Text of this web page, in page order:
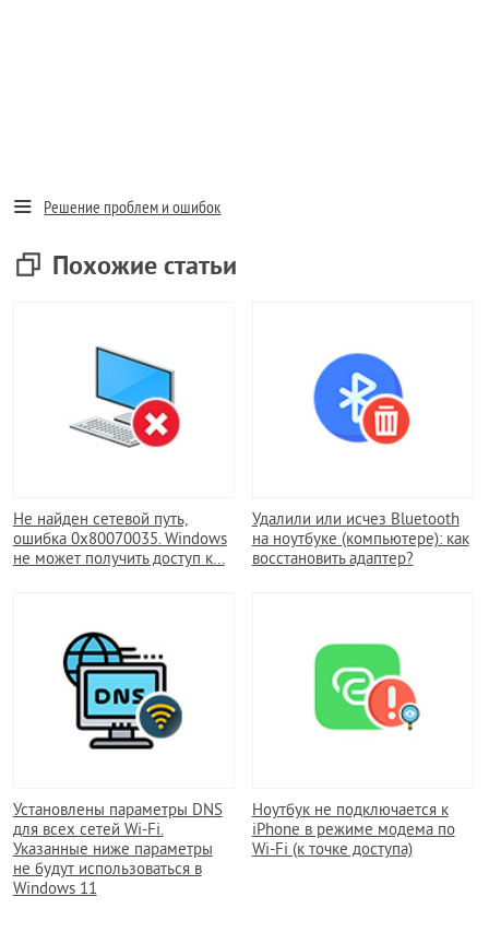
Решение проблем и ошибок
Похожие статьи
Не найден сетевой путь,
ошибка 0x80070035. Windows
не может получить доступ к…
Удалили или исчез Bluetooth
на ноутбуке (компьютере): как
восстановить адаптер?
Установлены параметры DNS
для всех сетей Wi-Fi.
Указанные ниже параметры
не будут использоваться в
Windows 11
Ноутбук не подключается к
iPhone в режиме модема по
Wi-Fi (к точке доступа)